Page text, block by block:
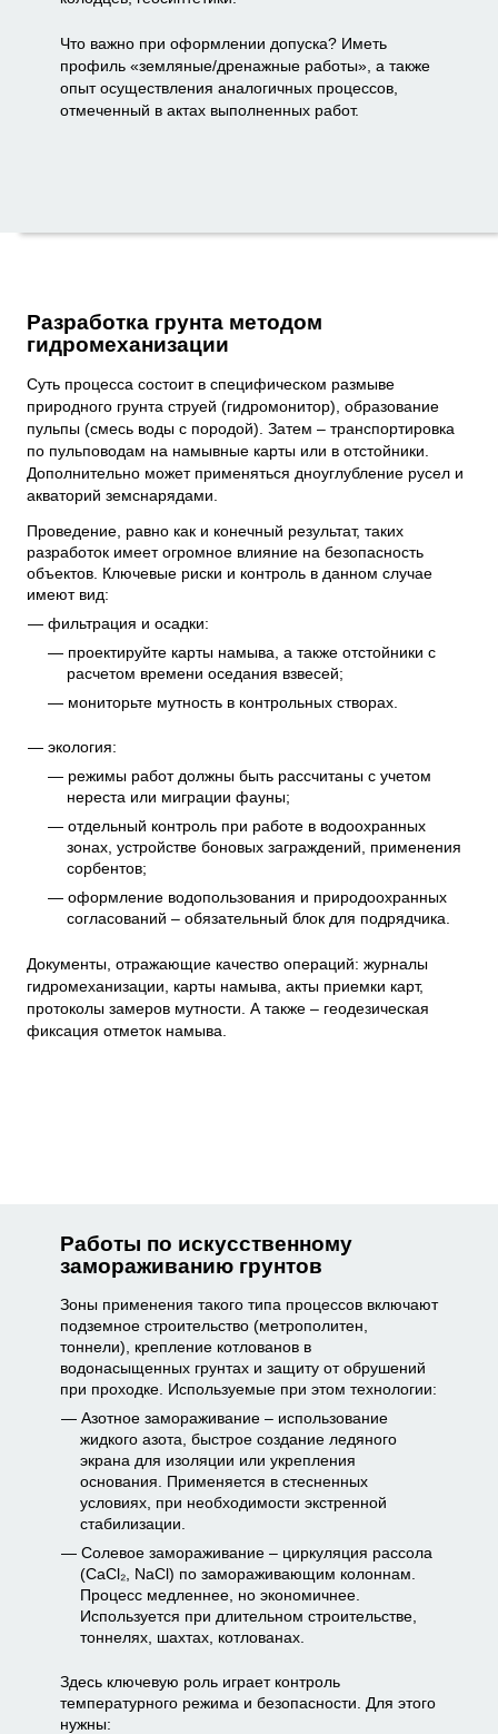
Что важно при оформлении допуска? Иметь
профиль «земляные/дренажные работы», а также
опыт осуществления аналогичных процессов,
отмеченный в актах выполненных работ.
Разработка грунта методом
гидромеханизации
Суть процесса состоит в специфическом размыве
природного грунта струей (гидромонитор), образование
пульпы (смесь воды с породой). Затем – транспортировка
по пульповодам на намывные карты или в отстойники.
Дополнительно может применяться дноуглубление русел и
акваторий земснарядами.
Проведение, равно как и конечный результат, таких
разработок имеет огромное влияние на безопасность
объектов. Ключевые риски и контроль в данном случае
имеют вид:
фильтрация и осадки:
проектируйте карты намыва, а также отстойники с
расчетом времени оседания взвесей;
мониторьте мутность в контрольных створах.
экология:
режимы работ должны быть рассчитаны с учетом
нереста или миграции фауны;
отдельный контроль при работе в водоохранных
зонах, устройстве боновых заграждений, применения
сорбентов;
оформление водопользования и природоохранных
согласований – обязательный блок для подрядчика.
Документы, отражающие качество операций: журналы
гидромеханизации, карты намыва, акты приемки карт,
протоколы замеров мутности. А также – геодезическая
фиксация отметок намыва.
Работы по искусственному
замораживанию грунтов
Зоны применения такого типа процессов включают
подземное строительство (метрополитен,
тоннели), крепление котлованов в
водонасыщенных грунтах и защиту от обрушений
при проходке. Используемые при этом технологии:
Азотное замораживание – использование
жидкого азота, быстрое создание ледяного
экрана для изоляции или укрепления
основания. Применяется в стесненных
условиях, при необходимости экстренной
стабилизации.
Солевое замораживание – циркуляция рассола
(CaCl₂, NaCl) по замораживающим колоннам.
Процесс медленнее, но экономичнее.
Используется при длительном строительстве,
тоннелях, шахтах, котлованах.
Здесь ключевую роль играет контроль
температурного режима и безопасности. Для этого
нужны: